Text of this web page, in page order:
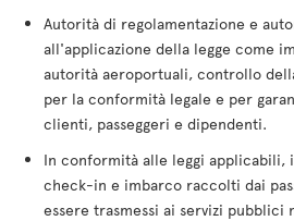
Autorità di regolamentazione e
all'applicazione della legge come
autorità aeroportuali, controllo
per la conformità legale e per
clienti, passeggeri e dipendenti.
In conformità alle leggi applicabili,
check-in e imbarco raccolti dai
essere trasmessi ai servizi pubblici